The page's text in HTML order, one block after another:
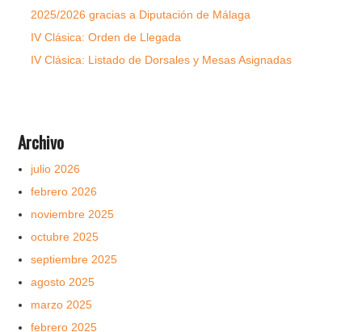
2025/2026 gracias a Diputación de Málaga
IV Clásica: Orden de Llegada
IV Clásica: Listado de Dorsales y Mesas Asignadas
Archivo
julio 2026
febrero 2026
noviembre 2025
octubre 2025
septiembre 2025
agosto 2025
marzo 2025
febrero 2025